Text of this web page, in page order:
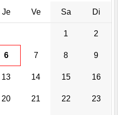
Je Ve Sa Di
1 2
6 7 8 9
13 14 15 16
20 21 22 23